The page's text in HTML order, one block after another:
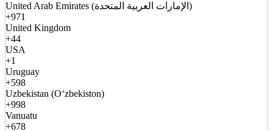
United Arab Emirates (الإمارات العربية المتحدة)
+971
United Kingdom
+44
USA
+1
Uruguay
+598
Uzbekistan (Oʻzbekiston)
+998
Vanuatu
+678